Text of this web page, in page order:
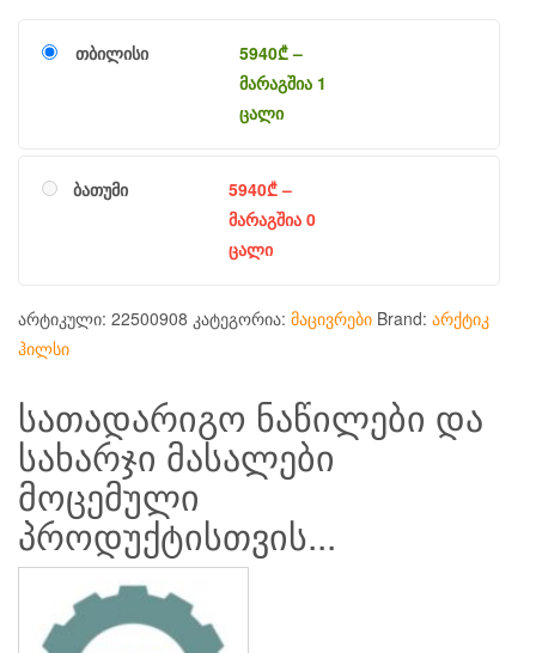
თბილისი 5940₾–
მარაგშია 1
ცალი
ბათუმი 5940₾–
მარაგშია 0
ცალი
არტიკული: 22500908 კატეგორია: მაცივრები Brand: არქტიკ
ჰილსი
სათადარიგო ნაწილები და
სახარჯი მასალები
მოცემული
პროდუქტისთვის...